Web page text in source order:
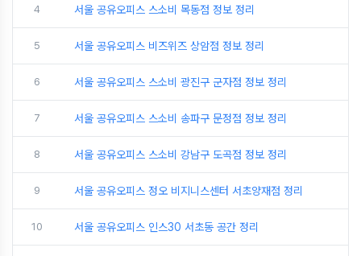
4 서울 공유오피스 스소비 목동점 정보 정리
5 서울 공유오피스 비즈위즈 상암점 정보 정리
6 서울 공유오피스 스소비 광진구 군자점 정보 정리
7 서울 공유오피스 스소비 송파구 문정점 정보 정리
8 서울 공유오피스 스소비 강남구 도곡점 정보 정리
9 서울 공유오피스 정오 비지니스센터 서초양재점 정리
10 서울 공유오피스 인스30 서초동 공간 정리